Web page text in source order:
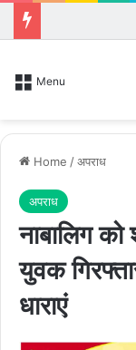
Menu
Home /अपराध
अपराध
नाबालिग
युवक
धाराएं